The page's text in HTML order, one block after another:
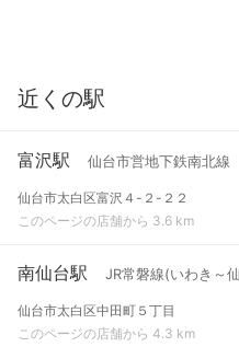
近くの駅
富沢駅 仙台市営地下鉄南北線
仙台市太白区富沢４-２-２２
このページの店舗から 3.6 km
南仙台駅 JR常磐線(いわき～
仙台市太白区中田町５丁目
このページの店舗から 4.3 km